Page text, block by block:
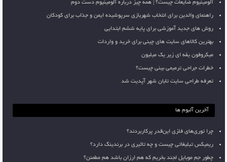
آلومینیوم ضایعات چیست؟ | همه چیز درباره آلومینیوم دست دوم
راهنمای والدین برای انتخاب شهربازی سرپوشیده ایمن و جذاب برای کودکان
روش های جدید آموزشی برای پایه ششم ابتدایی
بهترین کالاهای سایت های چینی برای خرید و واردات
میکروفون یقه ای زیر یک میلیون
خطرات جراحی ترمیمی بینی چیست؟
تعرفه طراحی سایت تابان شهر آپدیت شد
آخرین آلبوم ها
چرا توری‌های فلزی این‌قدر پرکاربردند؟
ریمیکس تبلیغاتی چیست و چه تاثیری در برندینگ دارد؟
چطور جم موبایل لجند بخریم که هم ارزان باشد هم مطمئن؟